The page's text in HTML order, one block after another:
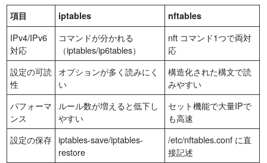
項目 iptables nftables
IPv4/IPv6
対応
コマンドが分かれる
（iptables/ip6tables）
nft コマンド1つで両対
応
設定の可読
性
オプションが多く読みにく
い
構造化された構文で読
みやすい
パフォーマ
ンス
ルール数が増えると低下し
やすい
セット機能で大量IPで
も高速
設定の保存 iptables-save/iptables-
restore
/etc/nftables.conf に直
接記述